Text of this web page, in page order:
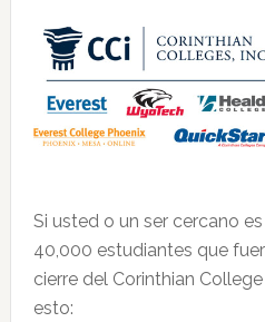
Si usted o un ser cercano
40,000 estudiantes que
cierre del Corinthian
esto: